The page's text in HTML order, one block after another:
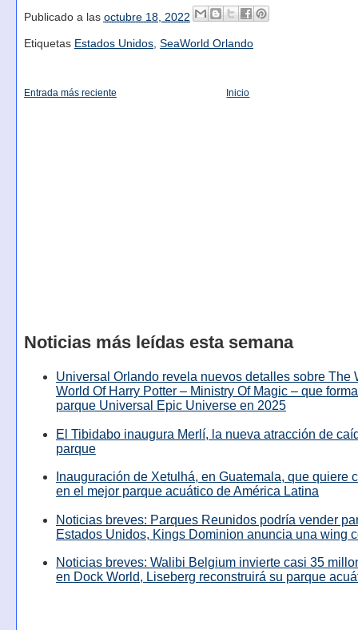
Publicado a las octubre 18, 2022
Etiquetas Estados Unidos, SeaWorld Orlando
Entrada más reciente Inicio
Noticias más leídas esta semana
Universal Orlando revela nuevos detalles sobre The
World Of Harry Potter – Ministry Of Magic – que
parque Universal Epic Universe en 2025
El Tibidabo inaugura Merlí, la nueva atracción de
parque
Inauguración de Xetulhá, en Guatemala, que quiere
en el mejor parque acuático de América Latina
Noticias breves: Parques Reunidos podría vender
Estados Unidos, Kings Dominion anuncia una wing
Noticias breves: Walibi Belgium invierte casi 35
en Dock World, Liseberg reconstruirá su parque